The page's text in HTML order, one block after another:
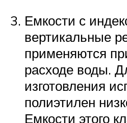
Емкости с
вертикальные
применяются
расходе воды.
изготовления
полиэтилен
Емкости этого